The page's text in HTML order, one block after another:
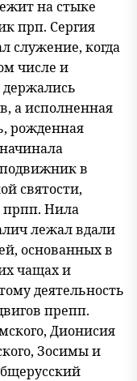
на стыке
прп. Сергия
служение, когда
числе и
а исполненная
рожденная
в
святости,
прпп. Нила
лежал вдали
основанных в
чащах и
деятельность
препп.
Дионисия
Зосимы и